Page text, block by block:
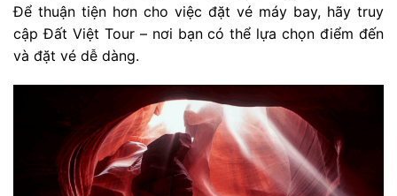
Để thuận tiện hơn cho việc đặt vé máy bay, hãy truy
cập Đất Việt Tour – nơi bạn có thể lựa chọn điểm đến
và đặt vé dễ dàng.